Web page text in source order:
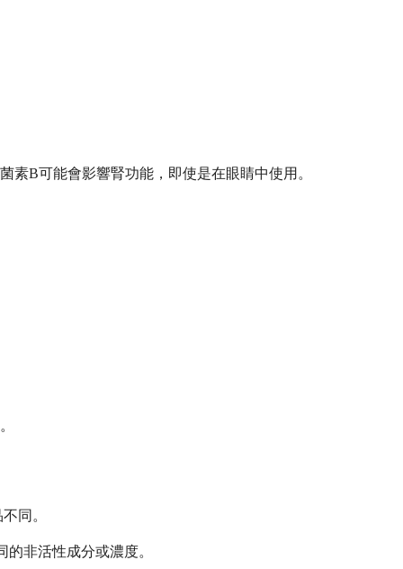
B可能會影響腎功能，即使是在眼睛中使用。
同。
非活性成分或濃度。